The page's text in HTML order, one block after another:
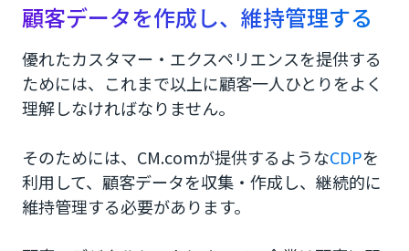
顧客データを作成し、維持管理する
優れたカスタマー・エクスペリエンスを提供する
ためには、これまで以上に顧客一人ひとりをよく
理解しなければなりません。
そのためには、CM.comが提供するようなCDPを
利用して、顧客データを収集・作成し、継続的に
維持管理する必要があります。